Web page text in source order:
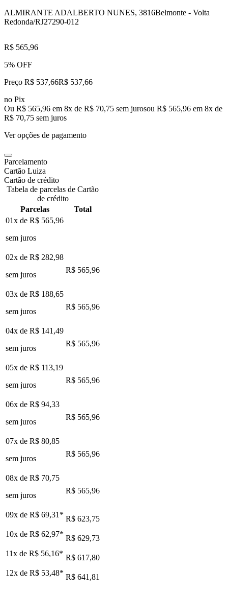
ALMIRANTE ADALBERTO NUNES, 3816Belmonte - Volta
Redonda/RJ27290-012
R$ 565,96
5% OFF
Preço R$ 537,66R$ 537,66
no Pix
Ou R$ 565,96 em 8x de R$ 70,75 sem jurosou R$ 565,96 em 8x de
R$ 70,75 sem juros
Ver opções de pagamento
Parcelamento
Cartão Luiza
Cartão de crédito
Tabela de parcelas de Cartão
de crédito
Parcelas
Total
01x de R$ 565,96
sem juros
02x de R$ 282,98
sem juros
R$ 565,96
03x de R$ 188,65
sem juros
R$ 565,96
04x de R$ 141,49
sem juros
R$ 565,96
05x de R$ 113,19
sem juros
R$ 565,96
06x de R$ 94,33
sem juros
R$ 565,96
07x de R$ 80,85
sem juros
R$ 565,96
08x de R$ 70,75
sem juros
R$ 565,96
09x de R$ 69,31 * R$ 623,75
10x de R$ 62,97* R$ 629,73
11x de R$ 56,16* R$ 617,80
12x de R$ 53,48* R$ 641,81